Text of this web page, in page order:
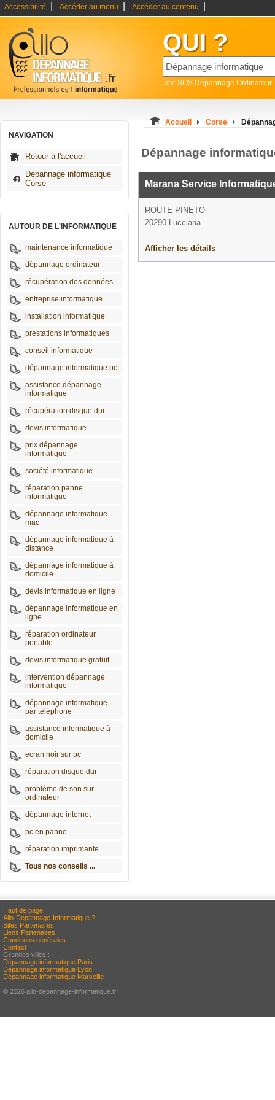
Accessibilité Accéder au menu Accéder au contenu
QUI ?
ex: SOS Dépannage Ordinateur
NAVIGATION
Retour à l'accueil
Dépannage informatique
Corse
AUTOUR DE L'INFORMATIQUE
maintenance informatique
dépannage ordinateur
récupération des données
entreprise informatique
installation informatique
prestations informatiques
conseil informatique
dépannage informatique pc
assistance dépannage
informatique
récupération disque dur
devis informatique
prix dépannage
informatique
société informatique
réparation panne
informatique
dépannage informatique
mac
dépannage informatique à
distance
dépannage informatique à
domicile
devis informatique en ligne
dépannage informatique en
ligne
réparation ordinateur
portable
devis informatique gratuit
intervention dépannage
informatique
dépannage informatique
par téléphone
assistance informatique à
domicile
ecran noir sur pc
réparation disque dur
problème de son sur
ordinateur
dépannage internet
pc en panne
réparation imprimante
Tous nos conseils ...
Accueil Corse
Dépannage
Marana Service
ROUTE PINETO
20290 Lucciana
Afficher les détails
Haut de page
Allo-Depannage-Informatique ?
Sites Partenaires
Liens Partenaires
Conditions générales
Contact
Grandes villes :
Dépannage informatique Paris
Dépannage informatique Lyon
Dépannage informatique Marseille
© 2026 allo-depannage-informatique.fr